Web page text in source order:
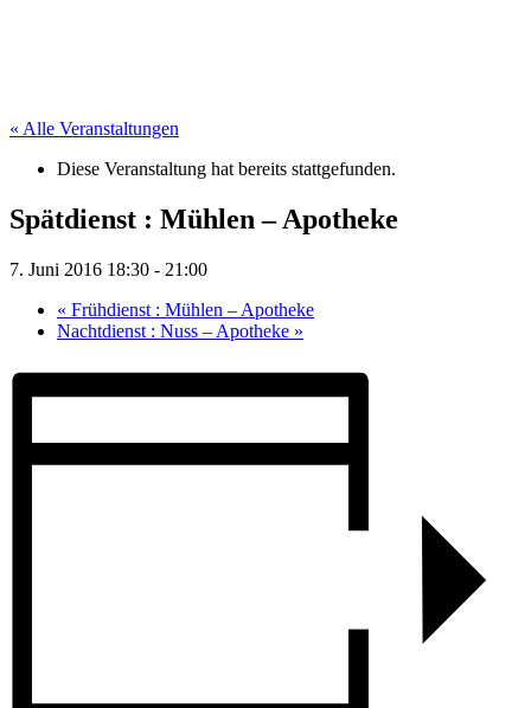
« Alle Veranstaltungen
Diese Veranstaltung hat bereits stattgefunden.
Spätdienst : Mühlen – Apotheke
7. Juni 2016 18:30 - 21:00
« Frühdienst : Mühlen – Apotheke
Nachtdienst : Nuss – Apotheke »